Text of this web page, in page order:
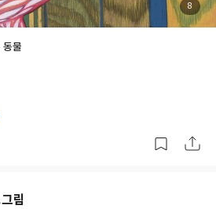
이인것 같아"라는 말이 너무 편안하고
대견한 마음이 들었다. 동물들을 만나
이가 아닌 독자에게 묻는 질문 같았고,
느낌이 강하게 들었다. 열두 동물들의
모습을 책 속에 보이지 않지만, 책을 읽
질문을 받은 고양이의 모습이 아니었을
찾아 소개하는 고양이의 따스함도 좋
모습이 너무 예뻤다. 책을 읽으면서 동물
#리뷰어클럽리뷰
첨
부
된
사
8
동물
림